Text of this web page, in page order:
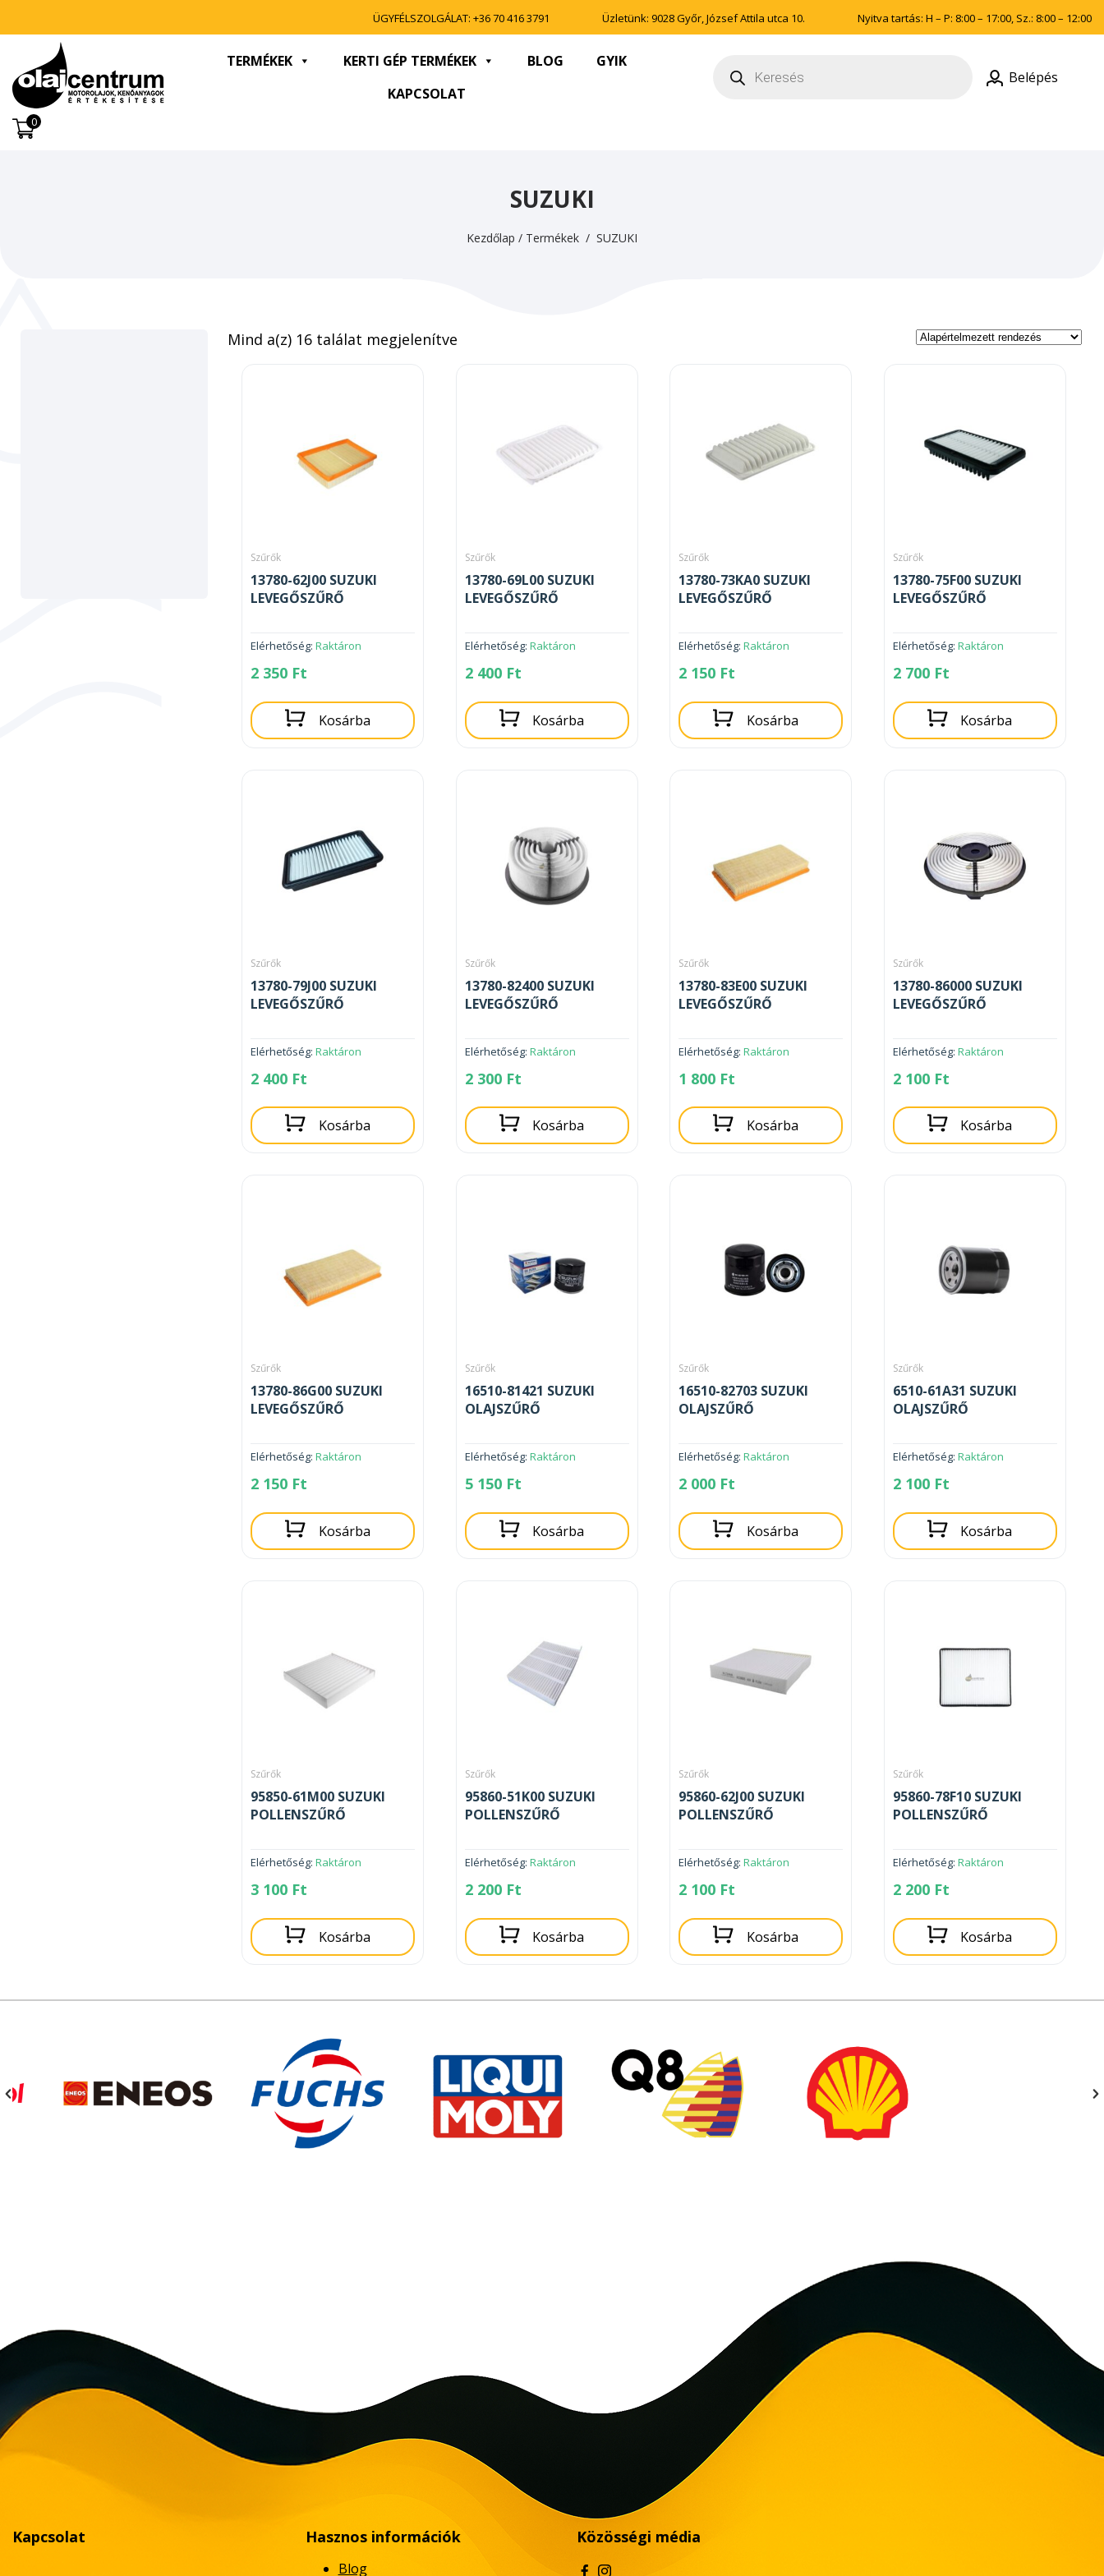
ÜGYFÉLSZOLGÁLAT: +36 70 416 3791 Üzletünk: 9028 Győr, József Attila utca 10. Nyitva tartás: H – P: 8:00 – 17:00, Sz.: 8:00 – 12:00
TERMÉKEK KERTI GÉP TERMÉKEK BLOG
GYIK
KAPCSOLAT
search Belépés
0
SUZUKI
Kezdőlap / Termékek / SUZUKI
Mind a(z) 16 találat megjelenítve
Szűrők
13780-62J00 SUZUKI
LEVEGŐSZŰRŐ
Elérhetőség:Raktáron
2 350 Ft
Kosárba
Szűrők
13780-69L00 SUZUKI
LEVEGŐSZŰRŐ
Elérhetőség: Raktáron
2 400 Ft
Kosárba
Szűrők
13780-73KA0 SUZUKI
LEVEGŐSZŰRŐ
Elérhetőség:Raktáron
2 150 Ft
Kosárba
Szűrők
13780-75F00 SUZUKI
LEVEGŐSZŰRŐ
Elérhetőség: Raktáron
2 700 Ft
Kosárba
Szűrők
13780-79J00 SUZUKI
LEVEGŐSZŰRŐ
Elérhetőség:Raktáron
2 400 Ft
Kosárba
Szűrők
13780-82400 SUZUKI
LEVEGŐSZŰRŐ
Elérhetőség: Raktáron
2 300 Ft
Kosárba
Szűrők
13780-83E00 SUZUKI
LEVEGŐSZŰRŐ
Elérhetőség:Raktáron
1 800 Ft
Kosárba
Szűrők
13780-86000 SUZUKI
LEVEGŐSZŰRŐ
Elérhetőség: Raktáron
2 100 Ft
Kosárba
Szűrők
13780-86G00 SUZUKI
LEVEGŐSZŰRŐ
Elérhetőség:Raktáron
2 150 Ft
Kosárba
Szűrők
16510-81421 SUZUKI
OLAJSZŰRŐ
Elérhetőség: Raktáron
5 150 Ft
Kosárba
Szűrők
16510-82703 SUZUKI
OLAJSZŰRŐ
Elérhetőség:Raktáron
2 000 Ft
Kosárba
Szűrők
6510-61A31 SUZUKI
OLAJSZŰRŐ
Elérhetőség: Raktáron
2 100 Ft
Kosárba
Szűrők
95850-61M00 SUZUKI
POLLENSZŰRŐ
Elérhetőség:Raktáron
3 100 Ft
Kosárba
Szűrők
95860-51K00 SUZUKI
POLLENSZŰRŐ
Elérhetőség: Raktáron
2 200 Ft
Kosárba
Szűrők
95860-62J00 SUZUKI
POLLENSZŰRŐ
Elérhetőség:Raktáron
2 100 Ft
Kosárba
Szűrők
95860-78F10 SUZUKI
POLLENSZŰRŐ
Elérhetőség: Raktáron
2 200 Ft
Kosárba
Kapcsolat Hasznos információk
Blog
Közösségi média